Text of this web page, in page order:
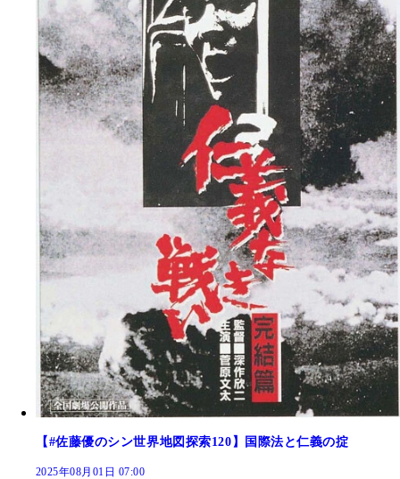
【#佐藤優のシン世界地図探索120】国際法と仁義の掟
2025年08月01日 07:00